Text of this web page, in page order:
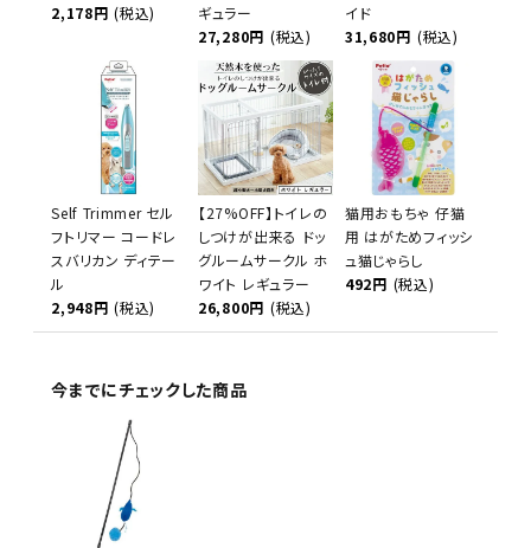
2,178円 (税込)
ギュラー
27,280円 (税込)
イド
31,680円 (税込)
Self Trimmer セル
フトリマー コードレ
スバリカン ディテー
ル
2,948円 (税込)
【27%OFF】トイレの
しつけが出来る ドッ
グルームサークル ホ
ワイト レギュラー
26,800円 (税込)
猫用おもちゃ 仔猫
用 はがためフィッシ
ュ猫じゃらし
492円 (税込)
今までにチェックした商品